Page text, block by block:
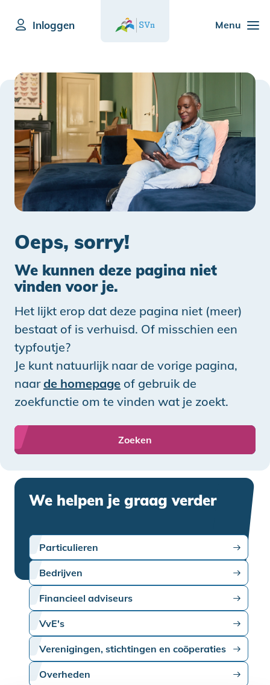
Menu
Inloggen
Oeps, sorry!
We kunnen deze pagina niet
vinden voor je.
Het lijkt erop dat deze pagina niet (meer)
bestaat of is verhuisd. Of misschien een
typfoutje?
Je kunt natuurlijk naar de vorige pagina,
naarde homepage of gebruik de
zoekfunctie om te vinden wat je zoekt.
Zoeken
We helpen je graag verder
Particulieren
Bedrijven
Financieel adviseurs
VvE's
Verenigingen, stichtingen en coöperaties
Overheden